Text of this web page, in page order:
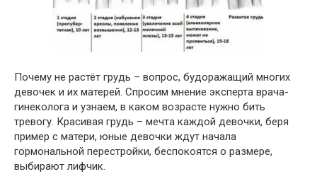
Почему не растёт грудь – вопрос, будоражащий многих
девочек и их матерей. Спросим мнение эксперта врача-
гинеколога и узнаем, в каком возрасте нужно бить
тревогу. Красивая грудь – мечта каждой девочки, беря
пример с матери, юные девочки ждут начала
гормональной перестройки, беспокоятся о размере,
выбирают лифчик.